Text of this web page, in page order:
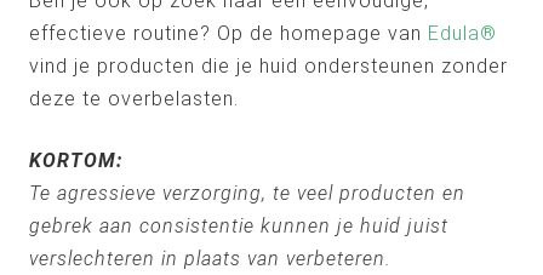
effectieve routine? Op de homepage van Edula®
vind je producten die je huid ondersteunen zonder
deze te overbelasten.
KORTOM:
Te agressieve verzorging, te veel producten en
gebrek aan consistentie kunnen je huid juist
verslechteren in plaats van verbeteren.